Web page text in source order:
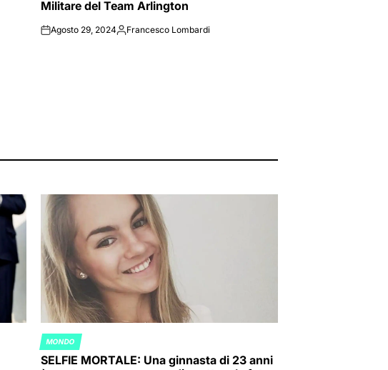
Militare del Team Arlington
onAgosto 29, 2024PostedFrancesco Lombardi
POSTED
IN
MONDO
SELFIE MORTALE: Una ginnasta di 23 anni